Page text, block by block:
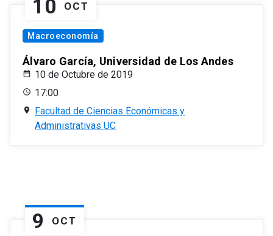
10 OCT
Macroeconomía
Álvaro García, Universidad de Los Andes
10 de Octubre de 2019
17:00
Facultad de Ciencias Económicas y
Administrativas UC
9 OCT